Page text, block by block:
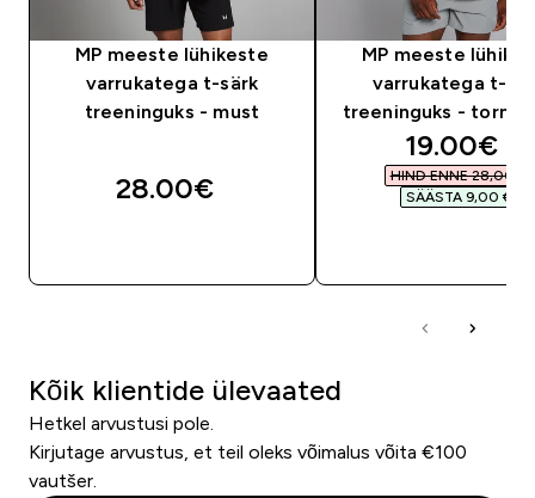
MP meeste lühikeste
varrukatega t-särk
treeninguks - must
28.00€‎
MP meeste
varrukatega t-
treeninguks -
19.00€‎
HIND ENNE 28,00 €‎
SÄÄSTA 9,00 €‎
Kõik klientide ülevaated
Hetkel arvustusi pole.
Kirjutage arvustus, et teil oleks võimalus võita €100
vautšer.